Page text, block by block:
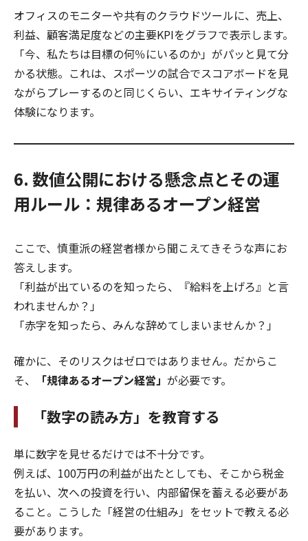
オフィスのモニターや共有のクラウドツールに、売上、
利益、顧客満足度などの主要KPIをグラフで表示します。
「今、私たちは目標の何％にいるのか」がパッと見て分
かる状態。これは、スポーツの試合でスコアボードを見
ながらプレーするのと同じくらい、エキサイティングな
体験になります。
6. 数値公開における懸念点とその運
用ルール：規律あるオープン経営
ここで、慎重派の経営者様から聞こえてきそうな声にお
答えします。
「利益が出ているのを知ったら、『給料を上げろ』と言
われませんか？」
「赤字を知ったら、みんな辞めてしまいませんか？」
確かに、そのリスクはゼロではありません。だからこ
そ、
「規律あるオープン経営」 が必要です。
「数字の読み方」を教育する
単に数字を見せるだけでは不十分です。
例えば、100万円の利益が出たとしても、そこから税金
を払い、次への投資を行い、内部留保を蓄える必要があ
ること。こうした「経営の仕組み」をセットで教える必
要があります。